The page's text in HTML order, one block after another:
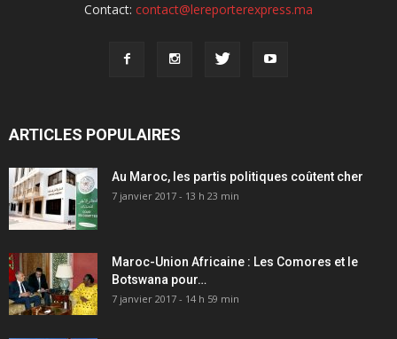
Contact: contact@lereporterexpress.ma
ARTICLES POPULAIRES
Au Maroc, les partis politiques coûtent cher
7 janvier 2017 - 13 h 23 min
Maroc-Union Africaine : Les Comores et le
Botswana pour…
7 janvier 2017 - 14 h 59 min